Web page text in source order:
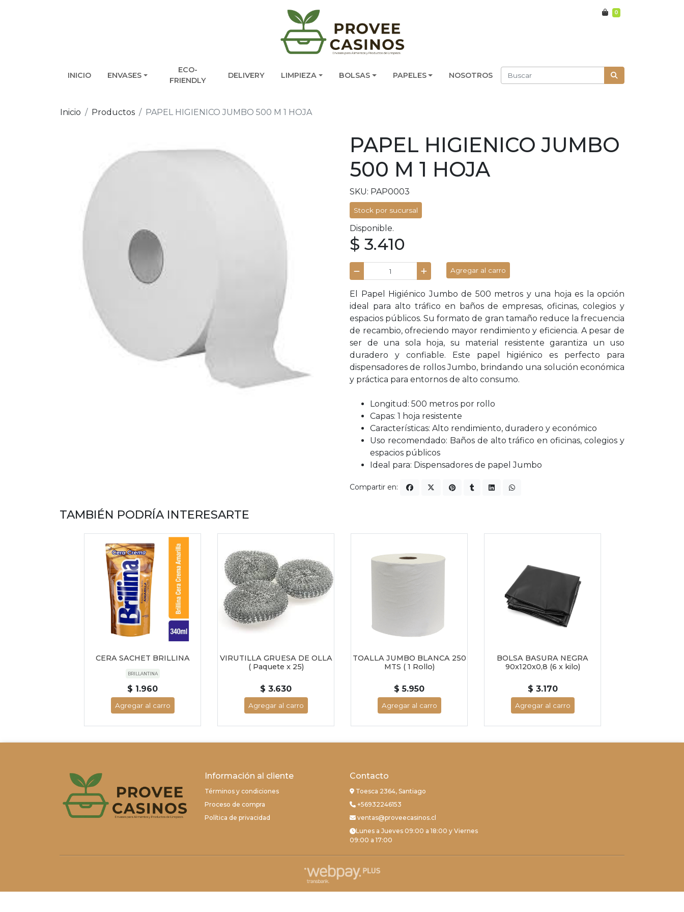
0
INICIO ENVASES
ECO-
FRIENDLY
DELIVERY LIMPIEZA BOLSAS PAPELES NOSOTROS
Inicio Productos PAPEL HIGIENICO JUMBO 500 M 1 HOJA
PAPEL HIGIENICO JUMBO
500 M 1 HOJA
SKU: PAP0003
Stock por sucursal
Disponible.
$ 3.410
Agregar al carro
El Papel Higiénico Jumbo de 500 metros y una hoja es la opción
ideal para alto tráfico en baños de empresas, oficinas, colegios y
espacios públicos. Su formato de gran tamaño reduce la frecuencia
de recambio, ofreciendo mayor rendimiento y eficiencia. A pesar de
ser de una sola hoja, su material resistente garantiza un uso
duradero y confiable. Este papel higiénico es perfecto para
dispensadores de rollos Jumbo, brindando una solución económica
y práctica para entornos de alto consumo.
Longitud: 500 metros por rollo
Capas: 1 hoja resistente
Características: Alto rendimiento, duradero y económico
Uso recomendado: Baños de alto tráfico en oficinas, colegios y
espacios públicos
Ideal para: Dispensadores de papel Jumbo
Compartir en:
TAMBIÉN PODRÍA INTERESARTE
CERA SACHET BRILLINA
BRILLANTINA
$ 1.960
Agregar al carro
VIRUTILLA GRUESA DE OLLA
( Paquete x 25)
$ 3.630
Agregar al carro
TOALLA JUMBO BLANCA 250
MTS ( 1 Rollo)
$ 5.950
Agregar al carro
BOLSA BASURA NEGRA
90x120x0,8 (6 x kilo)
$ 3.170
Agregar al carro
Información al cliente
Términos y condiciones
Proceso de compra
Política de privacidad
Contacto
Toesca 2364, Santiago
+56932246153
ventas@proveecasinos.cl
Lunes a Jueves 09:00 a 18:00 y Viernes
09:00 a 17:00